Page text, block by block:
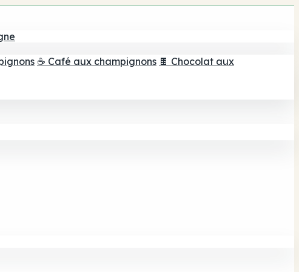
☕ Café aux champignons 🍫 Chocolat aux